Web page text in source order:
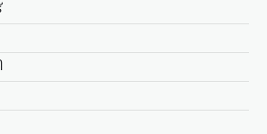
പിന്നില്‍
കുത്തരുത്; എംവി
ആയങ്കി